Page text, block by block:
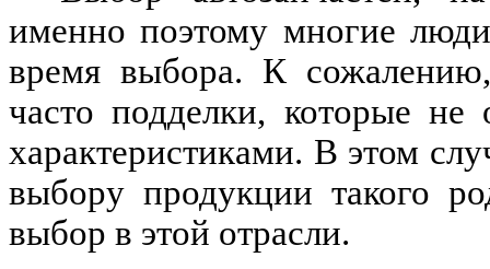
именно поэтому многие
время выбора. К
часто подделки, которые
характеристиками. В этом
выбору продукции такого
выбор в этой отрасли.